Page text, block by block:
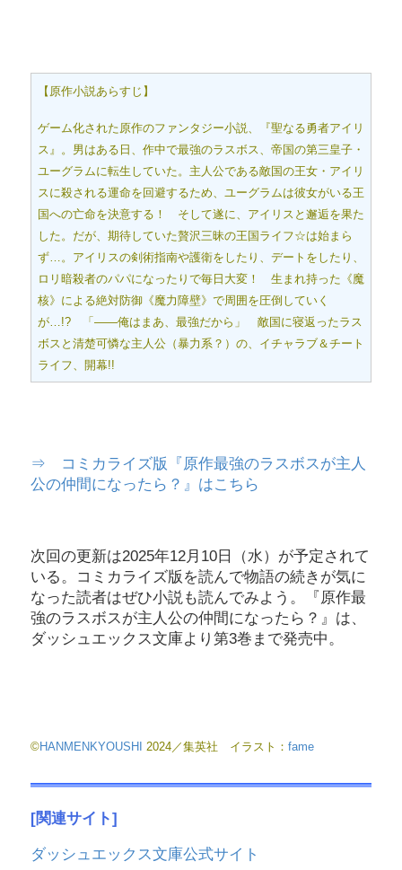
【原作小説あらすじ】
ゲーム化された原作のファンタジー小説、『聖なる勇者アイリ
ス』。男はある日、作中で最強のラスボス、帝国の第三皇子・
ユーグラムに転生していた。主人公である敵国の王女・アイリ
スに殺される運命を回避するため、ユーグラムは彼女がいる王
国への亡命を決意する！ そして遂に、アイリスと邂逅を果た
した。だが、期待していた贅沢三昧の王国ライフ☆は始まら
ず…。アイリスの剣術指南や護衛をしたり、デートをしたり、
ロリ暗殺者のパパになったりで毎日大変！ 生まれ持った《魔
核》による絶対防御《魔力障壁》で周囲を圧倒していく
が…!? 「――俺はまあ、最強だから」 敵国に寝返ったラス
ボスと清楚可憐な主人公（暴力系？）の、イチャラブ＆チート
ライフ、開幕!!
⇒ コミカライズ版『原作最強のラスボスが主人
公の仲間になったら？』はこちら
次回の更新は2025年12月10日（水）が予定されて
いる。コミカライズ版を読んで物語の続きが気に
なった読者はぜひ小説も読んでみよう。『原作最
強のラスボスが主人公の仲間になったら？』は、
ダッシュエックス文庫より第3巻まで発売中。
©HANMENKYOUSHI 2024／集英社 イラスト： fame
[関連サイト]
ダッシュエックス文庫公式サイト